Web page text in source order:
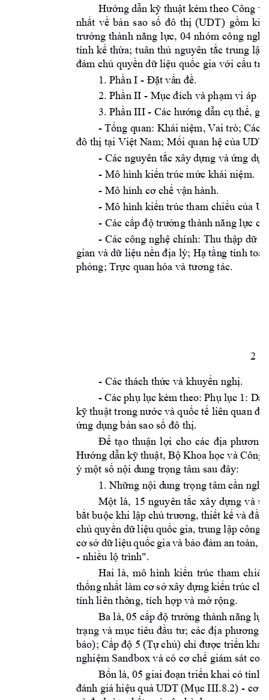
Hướng dẫn kỹ thuật kèm theo Công
nhất về bản sao số đô thị (UDT) gồm
trưởng thành năng lực, 04 nhóm công
tính kế thừa; tuân thủ nguyên tắc trung lập
đảm chủ quyền dữ liệu quốc gia với cấu tr
1. Phần I - Đặt vấn đề.
2. Phần II - Mục đích và phạm vi áp
3. Phần III - Các hướng dẫn cụ thể,
- Tổng quan: Khái niệm, Vai trò; Các
đô thị tại Việt Nam; Mối quan hệ của UDT
- Các nguyên tắc xây dựng và ứng dụn
- Mô hình kiến trúc mức khái niệm.
- Mô hình cơ chế vận hành.
- Mô hình kiến trúc tham chiếu của
- Các cấp độ trưởng thành năng lực
- Các công nghệ chính: Thu thập dữ
gian và dữ liệu nền địa lý; Hạ tầng tính t
phỏng; Trực quan hóa và tương tác.
2
- Các thách thức và khuyến nghị.
- Các phụ lục kèm theo: Phụ lục 1: D
kỹ thuật trong nước và quốc tế liên quan đế
ứng dụng bản sao số đô thị.
Để tạo thuận lợi cho các địa phương
Hướng dẫn kỹ thuật, Bộ Khoa học và Công
ý một số nội dung trọng tâm sau đây:
1. Những nội dung trọng tâm cần nghi
Một là, 15 nguyên tắc xây dựng và
bắt buộc khi lập chủ trương, thiết kế và đầu
chủ quyền dữ liệu quốc gia, trung lập công
cơ sở dữ liệu quốc gia và bảo đảman toàn,
- nhiều lộ trình".
Hai là, mô hình kiến trúc tham ch
thống nhất làm cơ sở xây dựng kiến trúc chi
tính liên thông, tích hợp và mở rộng.
Ba là, 05 cấp độ trưởng thành năng lực
trạng và mục tiêu đầu tư; các địa phương
báo); Cấp độ 5 (Tự chủ) chỉ được triển khai
nghiệm Sandbox và có cơ chế giám sát
Bốn là, 05 giai đoạn triển khai có tính
đánh giá hiệu quả UDT (Mục III.8.2) - cơ